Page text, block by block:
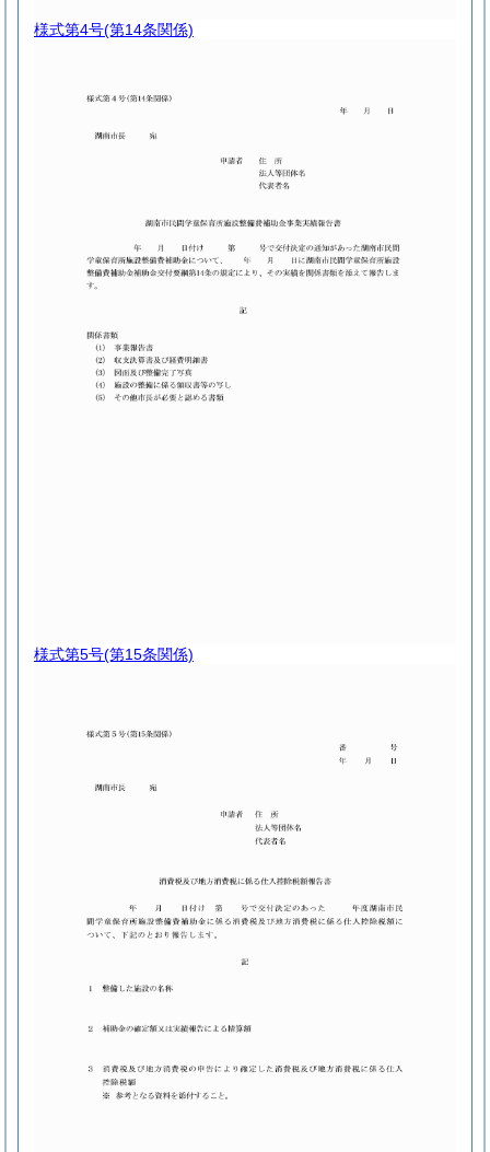
様式第4号(第14条関係)
様式第5号(第15条関係)